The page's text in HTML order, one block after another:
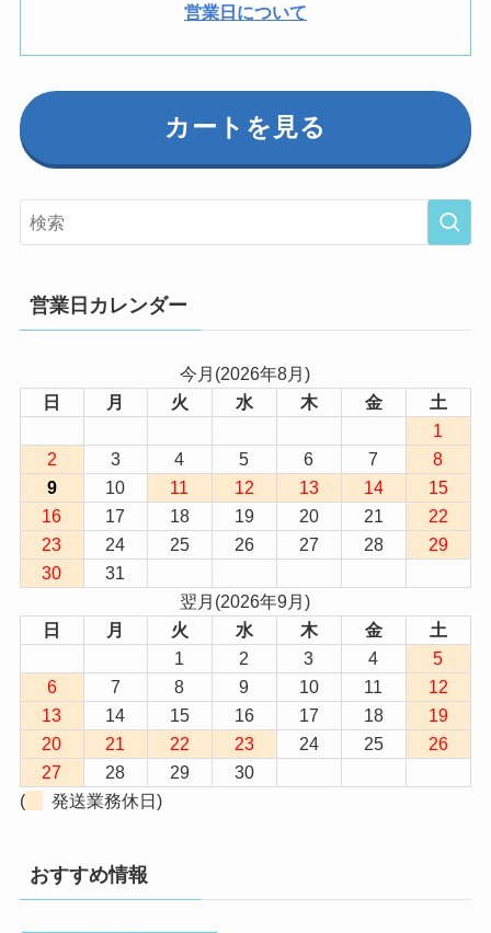
営業日について
カートを見る
営業日カレンダー
今月(2026年8月)
日
月 火 水 木 金
土
1
2
3 4 5 6 7
8
9
10 11 12 13 14
15
16
17 18 19 20 21
22
23
24 25 26 27 28
29
30
31
翌月(2026年9月)
日
月 火 水 木 金
土
1
2 3 4
5
6
7 8 9 10 11
12
13
14 15 16 17 18
19
20
21 22 23 24 25
26
27
28 29
30
(
発送業務休日)
おすすめ情報